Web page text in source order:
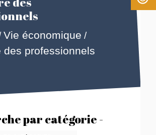
Vie économique /
des professionnels
par catégorie -